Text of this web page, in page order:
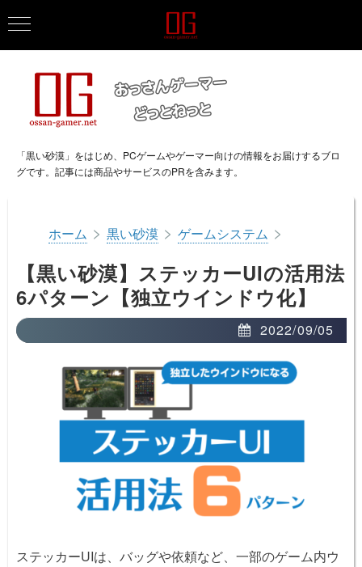
「黒い砂漠」をはじめ、PCゲームやゲーマー向けの情報をお届けするブロ
グです。記事には商品やサービスのPRを含みます。
ホーム > 黒い砂漠 > ゲームシステム >
【黒い砂漠】ステッカーUIの活用法
6パターン【独立ウインドウ化】
2022/09/05
ステッカーUIは、バッグや依頼など、一部のゲーム内ウ